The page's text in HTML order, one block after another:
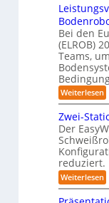
b
o
t
e
r
D
-
S
t
e
r
e
o
-
K
a
e
r
a
u
t
t
l
e
-
S
y
s
t
e
f
ü
Bei den
(ELROB)
Teams,
Weiterlesen:
L
e
i
s
t
u
g
s
v
Zwei-
Der
reduziert.
Weiterlesen:
Z
w